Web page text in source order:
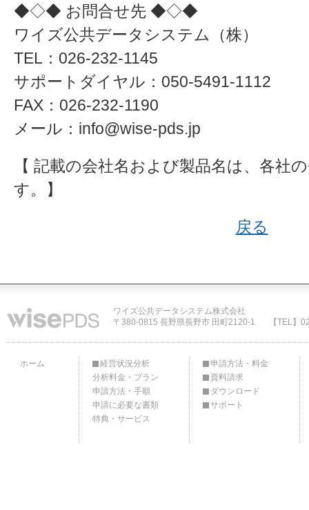
◆◇◆ お問合せ先 ◆◇◆
ワイズ公共データシステム（株）
TEL：026-232-1145
サポートダイヤル：050-5491-1112
FAX：026-232-1190
メール：info@wise-pds.jp
【 記載の会社名および製品名は、各社
す。】
戻る
ワイズ公共データシステム株式会社
〒380-0815 長野県長野市 田町2120-1
【TEL】
ホーム
経営状況分析
分析料金・プラン
申請方法・手順
申請に必要な書類
特典・サービス
申請方法・料金
資料請求
ダウンロード
サポート